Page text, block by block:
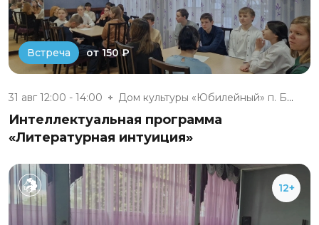
Встреча от 150 ₽
31 авг 12:00 - 14:00 Дом культуры «Юбилейный» п. Бе...
Интеллектуальная программа
«Литературная интуиция»
12+